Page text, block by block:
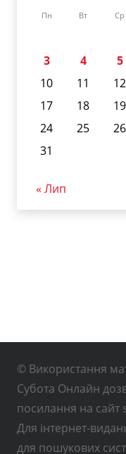
Пн Вт Ср
3
4 5
10
11 12
17
18 19
24
25 26
31
« Лип
© Використання
Субота Онлайн
посилання на
Для інтернет-
для пошукових